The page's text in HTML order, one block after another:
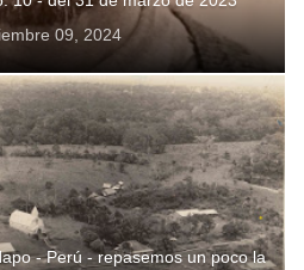
09, 2024
- Perú - repasemos un poco la